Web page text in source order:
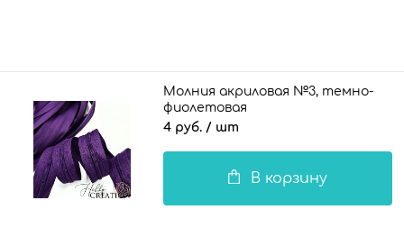
Молния акриловая №3, темно-
фиолетовая
4 руб. / шт
В корзину